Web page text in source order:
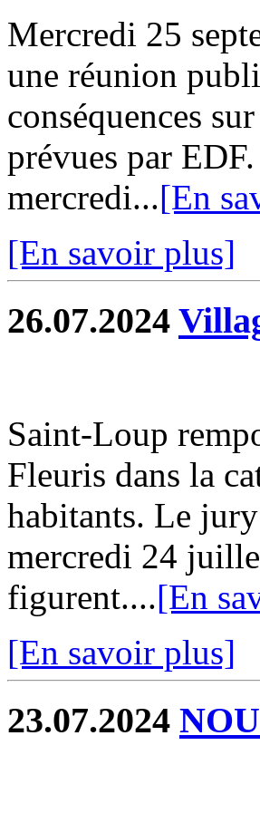
Mercredi 25
une réunion
conséquences
prévues par
mercredi...[En
[En savoir plus]
26.07.2024
Saint-Loup
Fleuris dans la
habitants. Le
mercredi 24
figurent....[En
[En savoir plus]
23.07.2024